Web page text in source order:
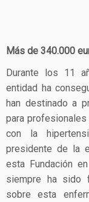
Más de 340.000
Durante los 11
entidad ha
han destinado a
para
con la
presidente de la
esta Fundación
siempre ha sido
sobre esta